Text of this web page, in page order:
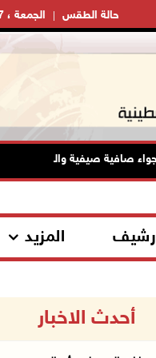
الجمعة ، 07 آب ، 2026 حالة الطقس
صيفية والحرارة حول معدلها
المزيد
أحدث الاخبار